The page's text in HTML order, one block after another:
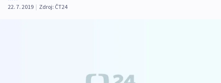
22. 7. 2019 | Zdroj: ČT24